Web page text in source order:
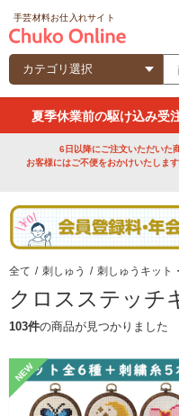
手芸材料お仕入れサイト
夏季休業前の駆け込み受
6日以降にご注文いただいた
お客様にはご不便をおかけいたしま
全て / 刺しゅう / 刺しゅうキット
クロスステッチ
103件の商品が見つかりました
NEW